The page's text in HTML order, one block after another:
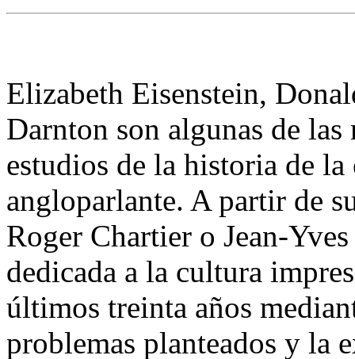
Elizabeth Eisenstein,
Darnton son algunas de
estudios de la historia de
angloparlante. A partir de
Roger Chartier o Jean-
dedicada a la cultura
últimos treinta años
problemas planteados y la